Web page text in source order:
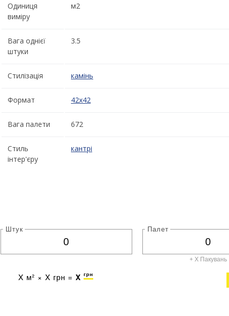
Одиниця
виміру
м2
Вага однієї
штуки
3.5
Стилізація камінь
Формат 42x42
Вага палети 672
Стиль
інтер'єру
кантрі
Штук Палет
+ X Пакувань
X м² × X грн = X грн